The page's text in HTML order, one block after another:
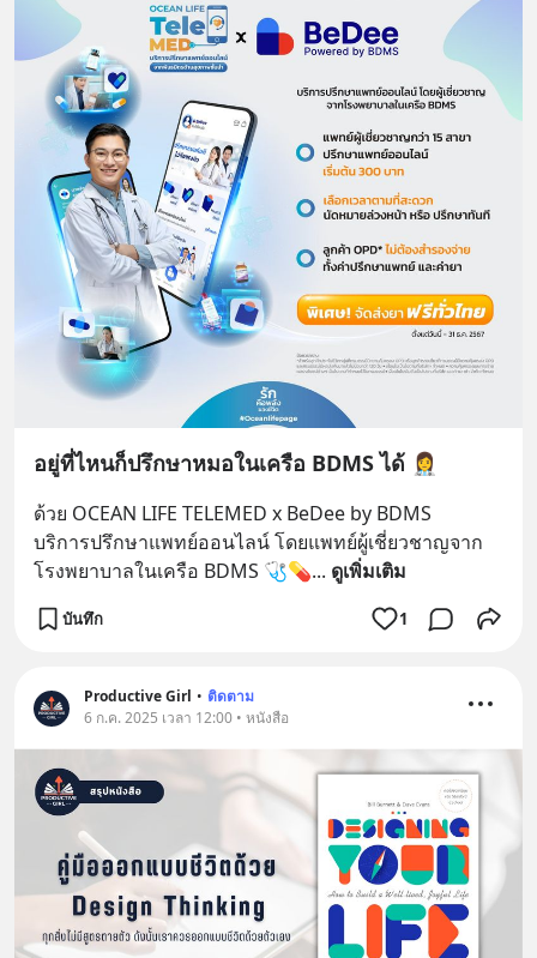
อยู่ที่ไหนก็ปรึกษาหมอในเครือ BDMS ได้ 👩‍⚕️
ด้วย OCEAN LIFE TELEMED x BeDee by BDMS
บริการปรึกษาแพทย์ออนไลน์ โดยแพทย์ผู้เชี่ยวชาญจาก
โรงพยาบาลในเครือ BDMS 🩺💊... ดูเพิ่มเติม
บันทึก 1
Productive Girl • ติดตาม
6 ก.ค. 2025 เวลา 12:00 • หนังสือ